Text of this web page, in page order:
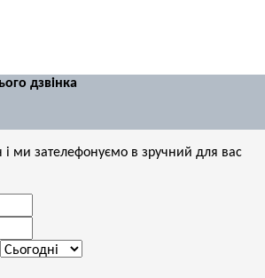
дзвінка
і ми зателефонуємо в зручний для вас